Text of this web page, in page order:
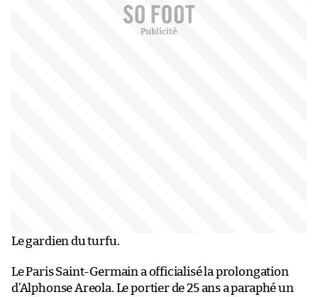
Le gardien du turfu.
Le Paris Saint-Germain a officialisé la prolongation
d’Alphonse Areola. Le portier de 25 ans a paraphé un